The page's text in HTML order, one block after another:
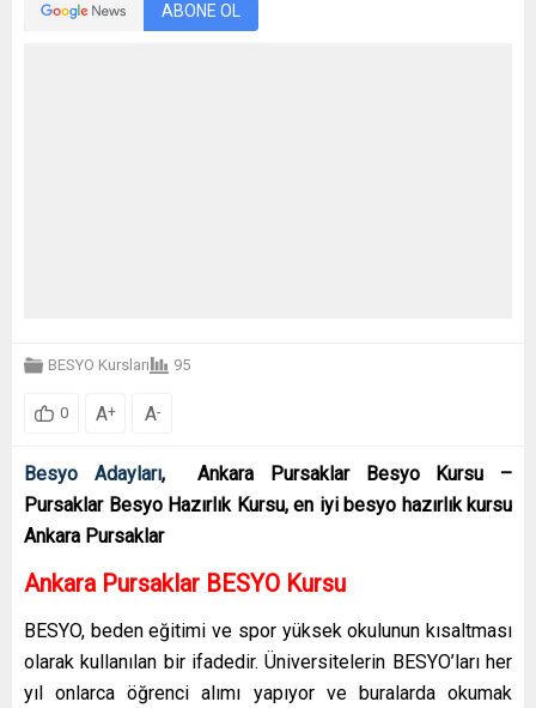
ABONE OL
BESYO Kursları 95
0 A+ A-
Besyo Adayları,
Ankara Pursaklar Besyo Kursu –
Pursaklar Besyo Hazırlık Kursu, en iyi besyo hazırlık kursu
Ankara Pursaklar
Ankara Pursaklar BESYO Kursu
BESYO, beden eğitimi ve spor yüksek okulunun kısaltması
olarak kullanılan bir ifadedir. Üniversitelerin BESYO’ları her
yıl onlarca öğrenci alımı yapıyor ve buralarda okumak